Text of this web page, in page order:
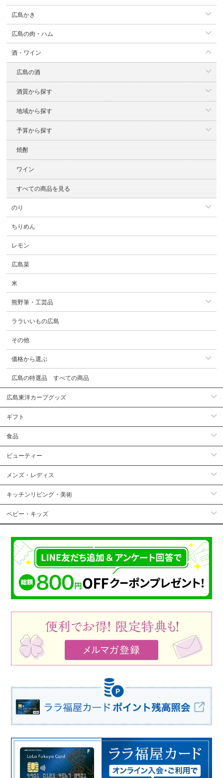
広島かき
広島の肉・ハム
酒・ワイン
広島の酒
酒質から探す
地域から探す
予算から探す
焼酎
ワイン
すべての商品を見る
のり
ちりめん
レモン
広島菜
米
熊野筆・工芸品
ララいいもの広島
その他
価格から選ぶ
広島の特選品 すべての商品
広島東洋カープグッズ
ギフト
食品
ビューティー
メンズ・レディス
キッチンリビング・美術
ベビー・キッズ